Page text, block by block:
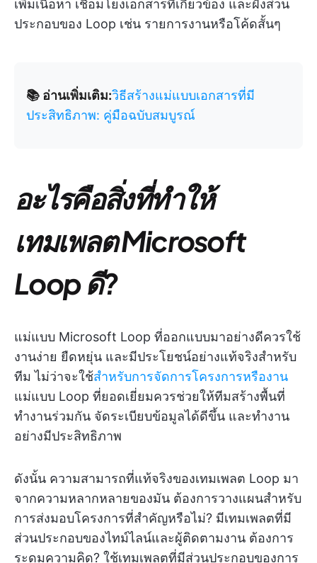
เพิ่มเนื้อหา เชื่อมโยงเอกสารที่เกี่ยวข้อง และฝังส่วน
ประกอบของ Loop เช่น รายการงานหรือโค้ดสั้นๆ
📚 อ่านเพิ่มเติม:วิธีสร้างแม่แบบเอกสารที่มี
ประสิทธิภาพ: คู่มือฉบับสมบูรณ์
อะไรคือสิ่งที่ทำให้
เทมเพลต Microsoft
Loop ดี?
แม่แบบ Microsoft Loop ที่ออกแบบมาอย่างดีควรใช้
งานง่าย ยืดหยุ่น และมีประโยชน์อย่างแท้จริงสำหรับ
ทีม ไม่ว่าจะใช้สำหรับการจัดการโครงการหรืองาน
แม่แบบ Loop ที่ยอดเยี่ยมควรช่วยให้ทีมสร้างพื้นที่
ทำงานร่วมกัน จัดระเบียบข้อมูลได้ดีขึ้น และทำงาน
อย่างมีประสิทธิภาพ
ดังนั้น ความสามารถที่แท้จริงของเทมเพลต Loop มา
จากความหลากหลายของมัน ต้องการวางแผนสำหรับ
การส่งมอบโครงการที่สำคัญหรือไม่? มีเทมเพลตที่มี
ส่วนประกอบของไทม์ไลน์และผู้ติดตามงาน ต้องการ
ระดมความคิด? ใช้เทมเพลตที่มีส่วนประกอบของการ